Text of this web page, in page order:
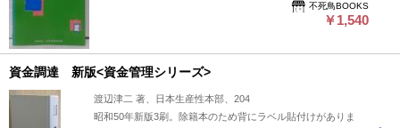
不死鳥BOOKS
￥1,540
資金調達 新版<資金管理シリーズ>
渡辺津二 著、日本生産性本部、204
昭和50年新版3刷。除籍本のため背にラベル貼付けがありま